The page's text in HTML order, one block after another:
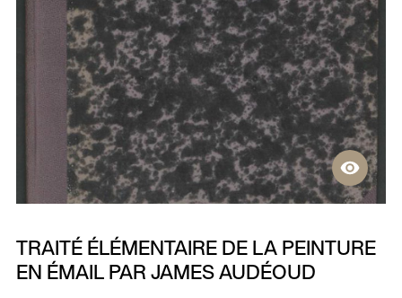
RESSOURCES
CHARTE
CONTACT
TRAITÉ ÉLÉMENTAIRE DE LA PEINTURE
EN ÉMAIL PAR JAMES AUDÉOUD